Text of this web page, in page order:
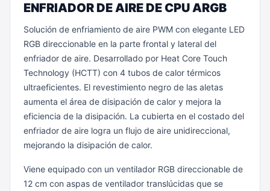
ENFRIADOR DE AIRE DE CPU ARGB
Solución de enfriamiento de aire PWM con elegante LED
RGB direccionable en la parte frontal y lateral del
enfriador de aire. Desarrollado por Heat Core Touch
Technology (HCTT) con 4 tubos de calor térmicos
ultraeficientes. El revestimiento negro de las aletas
aumenta el área de disipación de calor y mejora la
eficiencia de la disipación. La cubierta en el costado del
enfriador de aire logra un flujo de aire unidireccional,
mejorando la disipación de calor.
Viene equipado con un ventilador RGB direccionable de
12 cm con aspas de ventilador translúcidas que se